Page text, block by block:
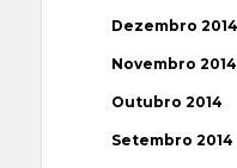
Dezembro 2014
Novembro 2014
Outubro 2014
Setembro 2014